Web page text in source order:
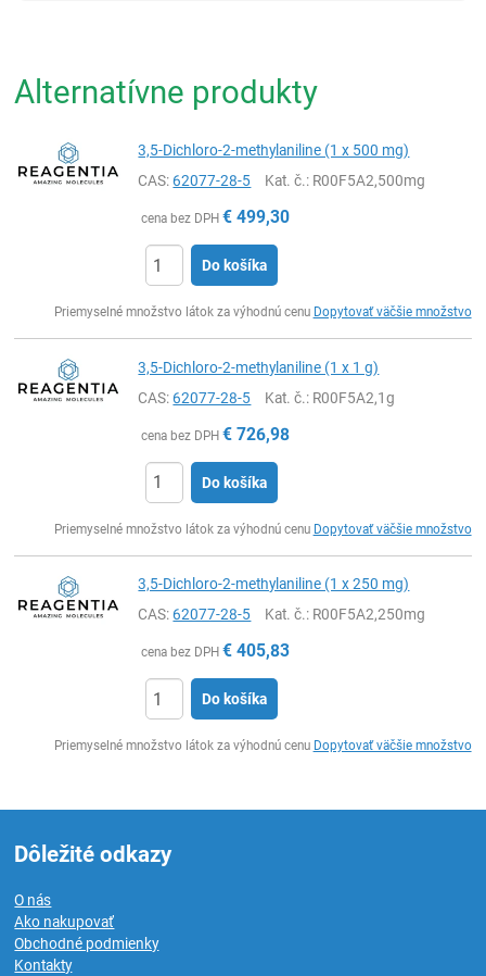
Alternatívne produkty
3,5-Dichloro-2-methylaniline (1 x 500 mg)
CAS:62077-28-5 Kat. č.: R00F5A2,500mg
cena bez DPH € 499,30
Do košíka
Priemyselné množstvo látok za výhodnú cenu Dopytovať väčšie množstvo
3,5-Dichloro-2-methylaniline (1 x 1 g)
CAS:62077-28-5 Kat. č.: R00F5A2,1g
cena bez DPH € 726,98
Do košíka
Priemyselné množstvo látok za výhodnú cenu Dopytovať väčšie množstvo
3,5-Dichloro-2-methylaniline (1 x 250 mg)
CAS:62077-28-5 Kat. č.: R00F5A2,250mg
cena bez DPH € 405,83
Do košíka
Priemyselné množstvo látok za výhodnú cenu Dopytovať väčšie množstvo
Dôležité odkazy
O nás
Ako nakupovať
Obchodné podmienky
Kontakty